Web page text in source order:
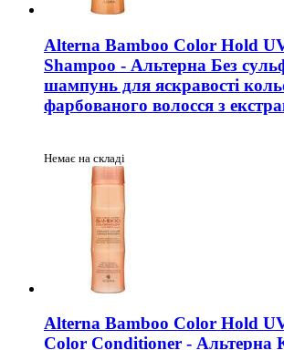
Alterna Bamboo Color Hold
Shampoo - Альтерна Без
шампунь для яскравості
фарбованого волосся з
Немає на складі
Alterna Bamboo Color Hold
Color Conditioner - Альтерна